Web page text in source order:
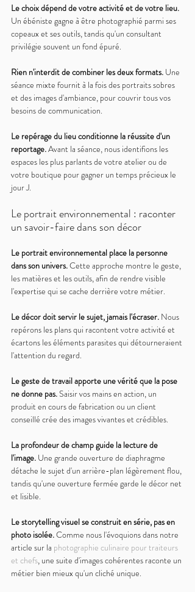
Le choix dépend de votre activité et de votre lieu.
Un ébéniste gagne à être photographié parmi ses
copeaux et ses outils, tandis qu'un consultant
privilégie souvent un fond épuré.
Rien n'interdit de combiner les deux formats. Une
séance mixte fournit à la fois des portraits sobres
et des images d'ambiance, pour couvrir tous vos
besoins de communication.
Le repérage du lieu conditionne la réussite d'un
reportage. Avant la séance, nous identifions les
espaces les plus parlants de votre atelier ou de
votre boutique pour gagner un temps précieux le
jour J.
Le portrait environnemental : raconter
un savoir-faire dans son décor
Le portrait environnemental place la personne
dans son univers. Cette approche montre le geste,
les matières et les outils, afin de rendre visible
l'expertise qui se cache derrière votre métier.
Le décor doit servir le sujet, jamais l'écraser. Nous
repérons les plans qui racontent votre activité et
écartons les éléments parasites qui détourneraient
l'attention du regard.
Le geste de travail apporte une vérité que la pose
ne donne pas. Saisir vos mains en action, un
produit en cours de fabrication ou un client
conseillé crée des images vivantes et crédibles.
La profondeur de champ guide la lecture de
l'image. Une grande ouverture de diaphragme
détache le sujet d'un arrière-plan légèrement flou,
tandis qu'une ouverture fermée garde le décor net
et lisible.
Le storytelling visuel se construit en série, pas en
photo isolée. Comme nous l'évoquions dans notre
article sur la photographie culinaire pour traiteurs
et chefs, une suite d'images cohérentes raconte un
métier bien mieux qu'un cliché unique.